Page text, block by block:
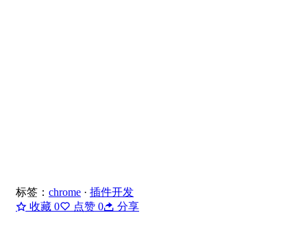
标签： chrome · 插件开发
收藏 0 点赞 0 分享